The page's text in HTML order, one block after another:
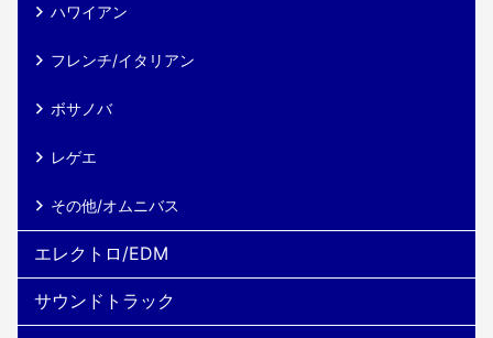
ハワイアン
フレンチ/イタリアン
ボサノバ
レゲエ
その他/オムニバス
エレクトロ/EDM
サウンドトラック